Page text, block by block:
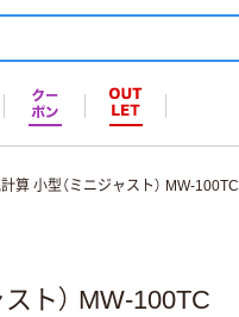
算 小型（ミニジャスト） MW-100TC
ト） MW-100TC